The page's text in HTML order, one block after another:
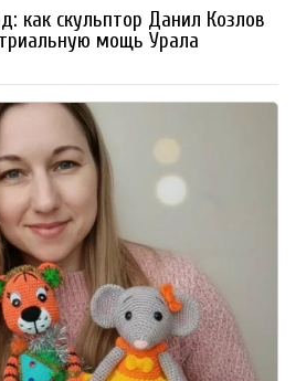
как скульптор Данил Козлов
мощь Урала